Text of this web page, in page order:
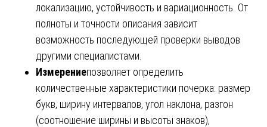
локализацию, устойчивость и вариационность. От
полноты и точности описания зависит
возможность последующей проверки выводов
другими специалистами.
Измерениепозволяет определить
количественные характеристики почерка: размер
букв, ширину интервалов, угол наклона, разгон
(соотношение ширины и высоты знаков),